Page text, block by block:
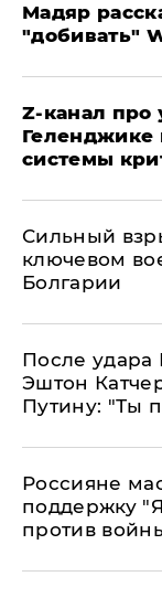
Мадяр
"добивать"
Z-канал про
системы
Сильный
ключевом
Болгарии
После удара
Эштон
Путину: "Ты
Россияне
поддержку
против